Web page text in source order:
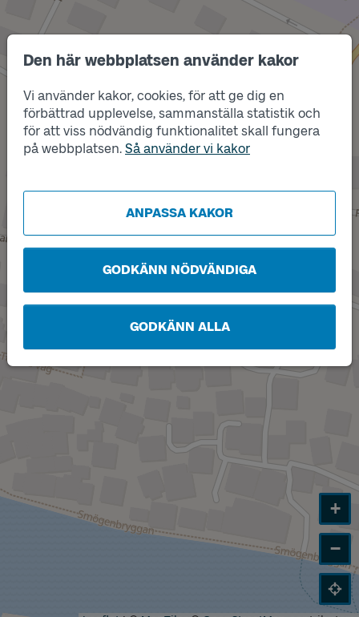
Den här webbplatsen använder kakor
Vi använder kakor, cookies, för att ge dig en
förbättrad upplevelse, sammanställa statistik och
för att viss nödvändig funktionalitet skall fungera
på webbplatsen. Så använder vi kakor
ANPASSA KAKOR
GODKÄNN NÖDVÄNDIGA
GODKÄNN ALLA
Läge
A
+
−